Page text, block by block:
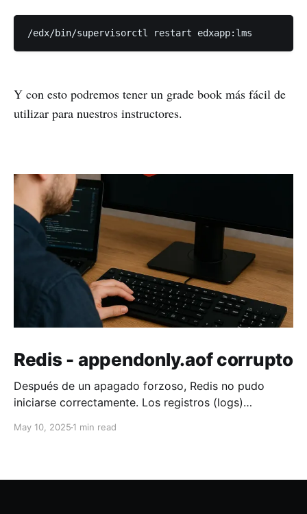
Y con esto podremos tener un grade book más fácil de
utilizar para nuestros instructores.
Redis - appendonly.aof corrupto
Después de un apagado forzoso, Redis no pudo
iniciarse correctamente. Los registros (logs)
07:25:48.404 * DB loaded from base file
May 10, 2025 1 min read